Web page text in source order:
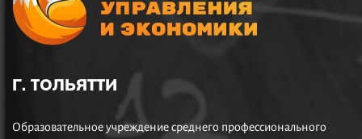
Г. ТОЛЬЯТТИ
Образовательное учреждение среднего профессионального